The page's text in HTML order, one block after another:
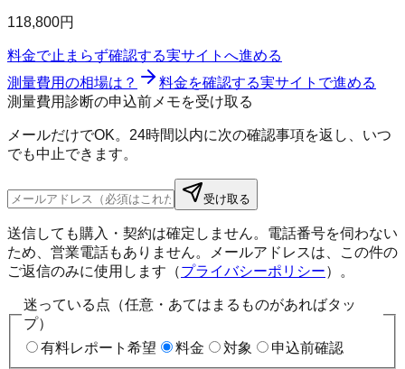
118,800円
料金で止まらず確認する実サイトへ進める
測量費用の相場は？
料金を確認する実サイトで進める
測量費用診断の申込前メモを受け取る
メールだけでOK。24時間以内に次の確認事項を返し、いつ
でも中止できます。
受け取る
送信しても購入・契約は確定しません。電話番号を伺わない
ため、営業電話もありません。メールアドレスは、この件の
ご返信のみに使用します（プライバシーポリシー）。
迷っている点（任意・あてはまるものがあればタッ
プ）
有料レポート希望
料金 対象 申込前確認